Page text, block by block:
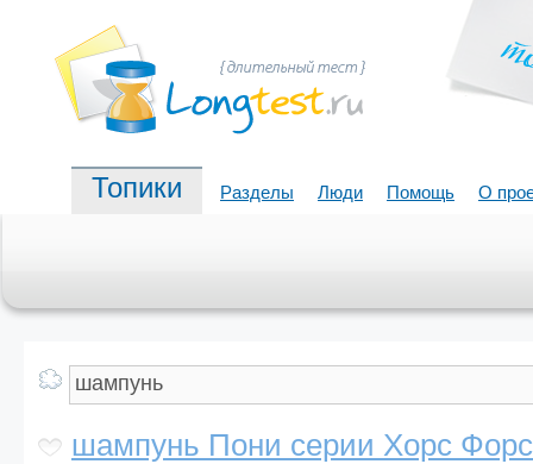
Топики Разделы Люди Помощь О
шампунь Пони серии Хорс Форс